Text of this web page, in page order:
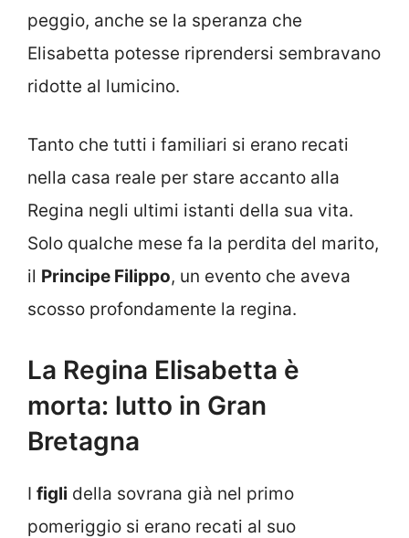
peggio, anche se la speranza che
Elisabetta potesse riprendersi sembravano
ridotte al lumicino.
Tanto che tutti i familiari si erano recati
nella casa reale per stare accanto alla
Regina negli ultimi istanti della sua vita.
Solo qualche mese fa la perdita del marito,
il Principe Filippo, un evento che aveva
scosso profondamente la regina.
La Regina Elisabetta è
morta: lutto in Gran
Bretagna
I figli della sovrana già nel primo
pomeriggio si erano recati al suo